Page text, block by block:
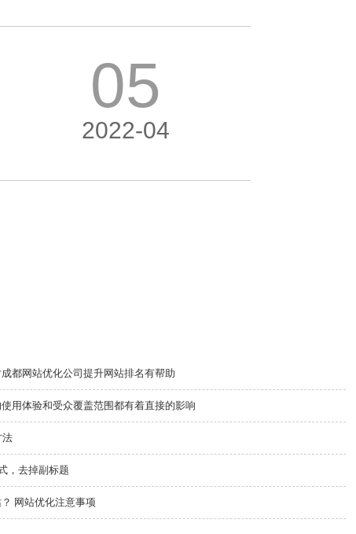
05
2022-04
都网站优化公司提升网站排名有帮助
用体验和受众覆盖范围都有着直接的影响
法
，去掉副标题
网站优化注意事项